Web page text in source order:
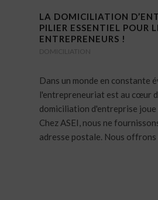
LA DOMICILIATION
PILIER ESSENTIEL POUR
ENTREPRENEURS !
DOMICILIATION
Dans un monde en constante
l'entrepreneuriat est au cœur
domiciliation d'entreprise
Chez ASEI, nous ne
adresse postale. Nous